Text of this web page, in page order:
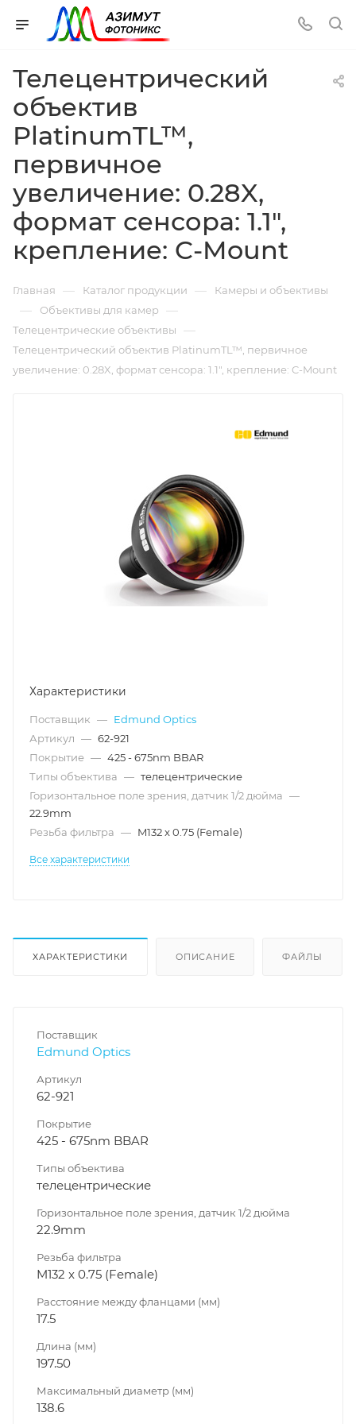
Телецентрический
объектив
PlatinumTL™,
первичное
увеличение: 0.28X,
формат сенсора: 1.1",
крепление: C-Mount
Главная — Каталог продукции — Камеры и объективы
— Объективы для камер —
Телецентрические объективы —
Телецентрический объектив PlatinumTL™, первичное
увеличение: 0.28X, формат сенсора: 1.1", крепление: C-Mount
Характеристики
Поставщик — Edmund Optics
Артикул — 62-921
Покрытие — 425 - 675nm BBAR
Типы объектива — телецентрические
Горизонтальное поле зрения, датчик 1/2 дюйма —
22.9mm
Резьба фильтра — M132 x 0.75 (Female)
Все характеристики
ХАРАКТЕРИСТИКИ ОПИСАНИЕ ФАЙЛЫ
Поставщик
Edmund Optics
Артикул
62-921
Покрытие
425 - 675nm BBAR
Типы объектива
телецентрические
Горизонтальное поле зрения, датчик 1/2 дюйма
22.9mm
Резьба фильтра
M132 x 0.75 (Female)
Расстояние между фланцами (мм)
17.5
Длина (мм)
197.50
Максимальный диаметр (мм)
138.6